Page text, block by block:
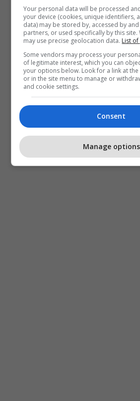
Your personal data will be processed
your device (cookies, unique identifiers,
data) may be stored by, accessed by
partners, or used specifically by this
may use precise geolocation data. List
Some vendors may process your
of legitimate interest, which you can
your options below. Look for a link at
or in the site menu to manage or
and cookie settings.
Consent
Manage options